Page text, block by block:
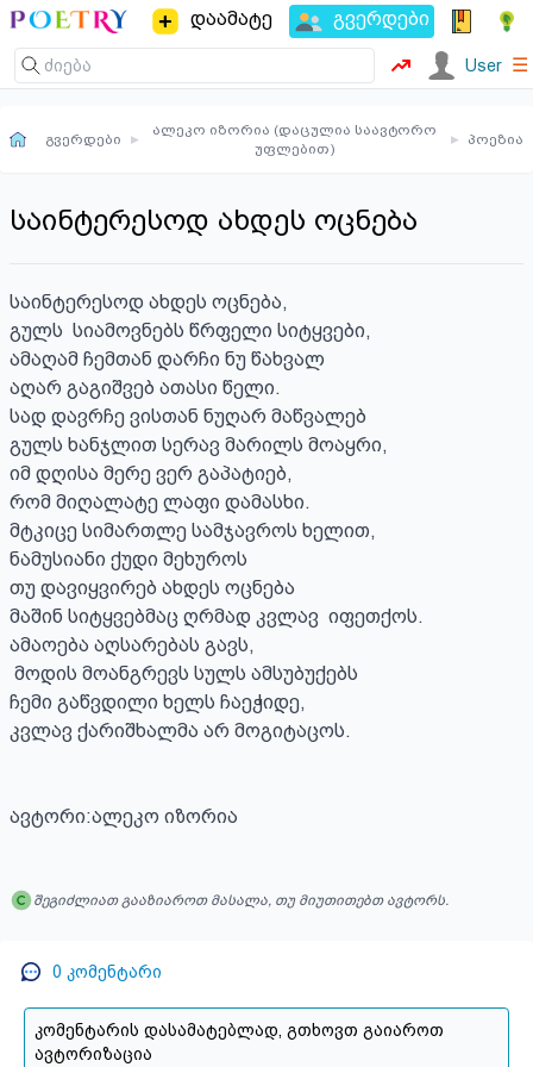
დაამატე გვერდები
User ☰
გვერდები ▸
ალეკო იზორია (დაცულია საავტორო
უფლებით)
▸ პოეზია
საინტერესოდ ახდეს ოცნება
საინტერესოდ ახდეს ოცნება,
გულს  სიამოვნებს წრფელი სიტყვები,
ამაღამ ჩემთან დარჩი ნუ წახვალ
აღარ გაგიშვებ ათასი წელი.
სად დავრჩე ვისთან ნუღარ მაწვალებ
გულს ხანჯლით სერავ მარილს მოაყრი,
იმ დღისა მერე ვერ გაპატიებ,
რომ მიღალატე ლაფი დამასხი.
მტკიცე სიმართლე სამჯავროს ხელით,
ნამუსიანი ქუდი მეხუროს
თუ დავიყვირებ ახდეს ოცნება
მაშინ სიტყვებმაც ღრმად კვლავ  იფეთქოს.
ამაოება აღსარებას გავს,
ჩემი გაწვდილი ხელს ჩაეჭიდე,
კვლავ ქარიშხალმა არ მოგიტაცოს.
ავტორი:ალეკო იზორია
შეგიძლიათ გააზიაროთ მასალა, თუ მიუთითებთ ავტორს.
0 კომენტარი